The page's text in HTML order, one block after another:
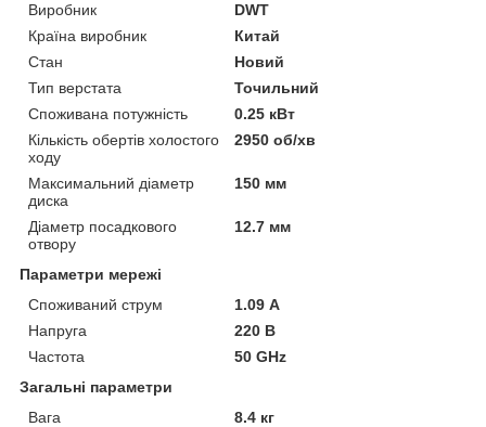
Виробник
DWT
Країна виробник
Китай
Стан
Новий
Тип верстата
Точильний
Споживана потужність
0.25 кВт
Кількість обертів холостого
ходу
2950 об/хв
Максимальний діаметр
диска
150 мм
Діаметр посадкового
отвору
12.7 мм
Параметри мережі
Споживаний струм
1.09 А
Напруга
220 В
Частота
50 GHz
Загальні параметри
Вага
8.4 кг